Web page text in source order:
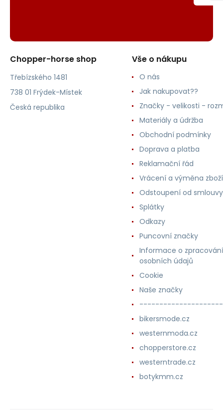
Chopper-horse shop
Třebízského 1481
738 01 Frýdek-Místek
Česká republika
Vše o nákupu
O nás
Jak nakupovat??
Značky - velikosti -
Materiály a údržba
Obchodní podmínky
Doprava a platba
Reklamační řád
Vrácení a výměna zboží
Odstoupení od smlouvy
Splátky
Odkazy
Puncovní značky
Informace o zpracování
osobních údajů
Cookie
Naše značky
bikersmode.cz
westernmoda.cz
chopperstore.cz
westerntrade.cz
botykmm.cz